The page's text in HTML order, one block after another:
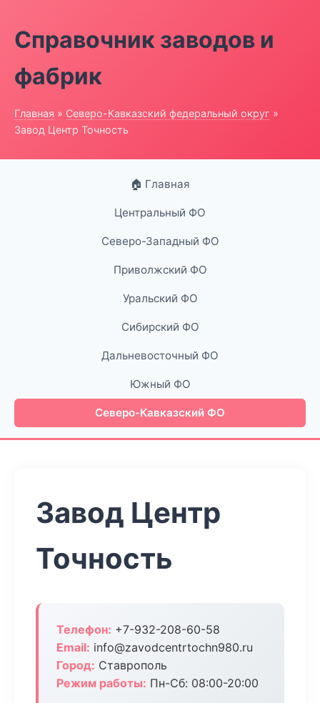
Справочник заводов и
фабрик
Главная » Северо-Кавказский федеральный округ »
Завод Центр Точность
🏠 Главная
Центральный ФО
Северо-Западный ФО
Приволжский ФО
Уральский ФО
Сибирский ФО
Дальневосточный ФО
Южный ФО
Северо-Кавказский ФО
Завод Центр
Точность
Телефон: +7-932-208-60-58
Email: info@zavodcentrtochn980.ru
Город: Ставрополь
Режим работы: Пн-Сб: 08:00-20:00